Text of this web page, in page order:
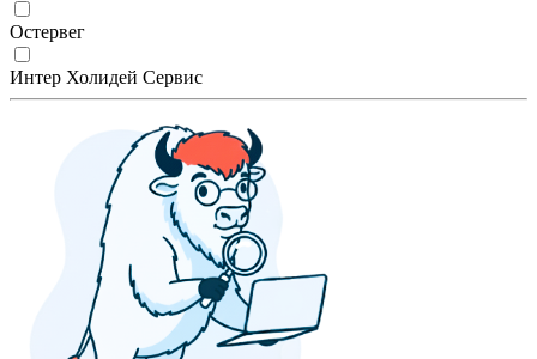
Остервег
Интер Холидей Сервис